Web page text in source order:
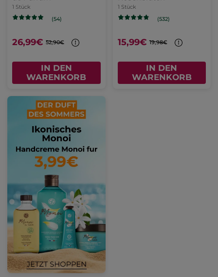
1 Stück
(54)
26,99€ 52,90€
IN DEN
WARENKORB
1 Stück
(532)
15,99€ 19,98€
IN DEN
WARENKORB